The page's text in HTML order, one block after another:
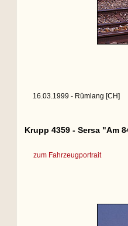
16.03.1999 - Rümlang [CH]
Krupp 4359 - Sersa "Am
zum Fahrzeugportrait